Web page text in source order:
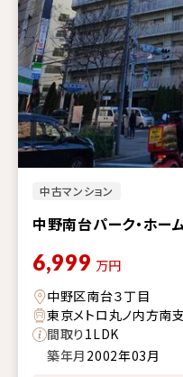
中古マンション
中野南台パーク・ホー
6,999 万円
中野区南台３丁目
東京メトロ丸ノ内方南
間取り1LDK
築年月 2002年03月